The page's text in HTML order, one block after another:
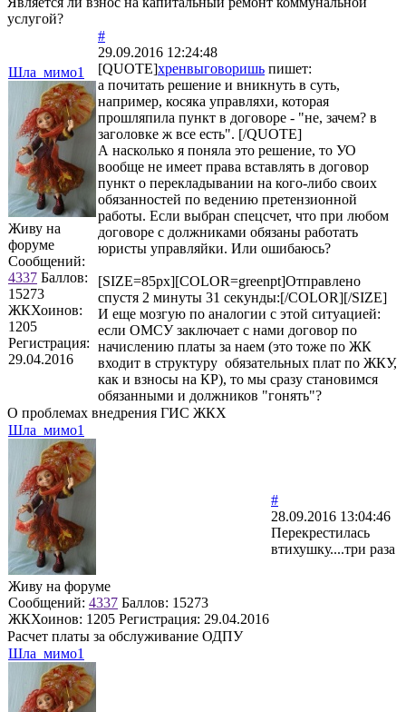
услугой?
Шла_мимо1
Живу на
форуме
Сообщений:
4337 Баллов:
15273
ЖКХоинов:
1205
Регистрация:
29.04.2016
#
29.09.2016 12:24:48
[QUOTE]хренвыговоришь пишет:
а почитать решение и вникнуть в суть,
например, косяка управляхи, которая
прошляпила пункт в договоре - "не, зачем? в
заголовке ж все есть". [/QUOTE]
А насколько я поняла это решение, то УО
вообще не имеет права вставлять в договор
пункт о перекладывании на кого-либо своих
обязанностей по ведению претензионной
работы. Если выбран спецсчет, что при любом
договоре с должниками обязаны работать
юристы управляйки. Или ошибаюсь?
[SIZE=85px][COLOR=greenpt]Отправлено
спустя 2 минуты 31 секунды:[/COLOR][/SIZE]
И еще мозгую по аналогии с этой ситуацией:
если ОМСУ заключает с нами договор по
начислению платы за наем (это тоже по ЖК
входит в структуру обязательных плат по ЖКУ,
как и взносы на КР), то мы сразу становимся
обязанными и должников "гонять"?
О проблемах внедрения ГИС ЖКХ
Шла_мимо1
Живу на форуме
Сообщений: 4337 Баллов: 15273
ЖКХоинов: 1205 Регистрация: 29.04.2016
#
28.09.2016 13:04:46
Перекрестилась
втихушку....три раза
Расчет платы за обслуживание ОДПУ
Шла_мимо1